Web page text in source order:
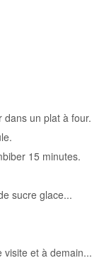
un plat à four.
15 minutes.
sucre glace...
et à demain...